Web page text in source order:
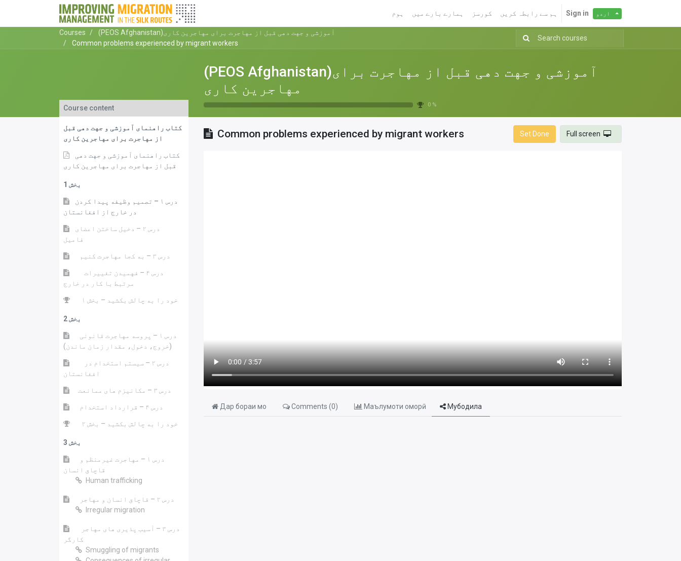
ہوم ہمارے بارے میں کورسز ہم سے رابطہ کریں Sign in اردو
Courses
(PEOS Afghanistan)آموزشی و جهت دهی قبل از مهاجرت برای مهاجرین کاری
Common problems experienced by migrant workers
(PEOS Afghanistan)آموزشی و جهت دهی قبل از مهاجرت برای
مهاجرین کاری
0 %
Course content
کتاب راهنمای آموزشی و جهت دهی قبل
از مهاجرت برای مهاجرین کاری
کتاب راهنمای آموزشی و جهت دهی
قبل از مهاجرت برای مهاجرین کاری
بخش 1
درس ۱ – تصمیم وظیفه پیدا کردن
در خارج از افغانستان
درس ۲ – دخیل ساختن اعضای
فامیل
درس ۳ – به کجا مهاجرت کنیم
مرتبط با کار در خارج
خود را به چالش بکشید – بخش ۱
بخش 2
(خروج، دخول، مقدار زمان ماندن)
افغانستان
درس ۳ – مکانیزم های ممانعت
درس ۴ – قرارداد استخدام
خود را به چالش بکشید – بخش ۲
بخش 3
قاچاق انسان
Human trafficking
درس ۲ – قاچاق انسان و مهاجر
Irregular migration
کارگر
Smuggling of migrants
Common problems experienced by migrant workers Set Done Full screen
Дар бораи мо Comments (0) Маълумоти оморӣ Мубодила